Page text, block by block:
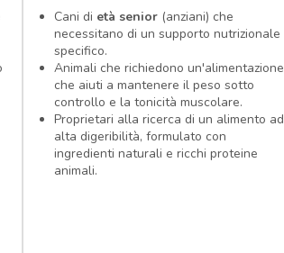
Cani di età senior (anziani) che
necessitano di un supporto nutrizionale
specifico.
Animali che richiedono un'alimentazione
che aiuti a mantenere il peso sotto
controllo e la tonicità muscolare.
Proprietari alla ricerca di un alimento ad
alta digeribilità, formulato con
ingredienti naturali e ricchi proteine
animali.